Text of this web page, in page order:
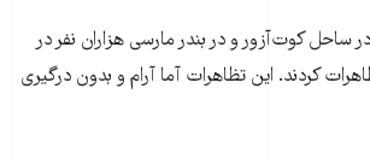
کوت‌آزور و در بندر مارسی هزاران نفر در
کردند. این تظاهرات آما آرام و بدون درگیری